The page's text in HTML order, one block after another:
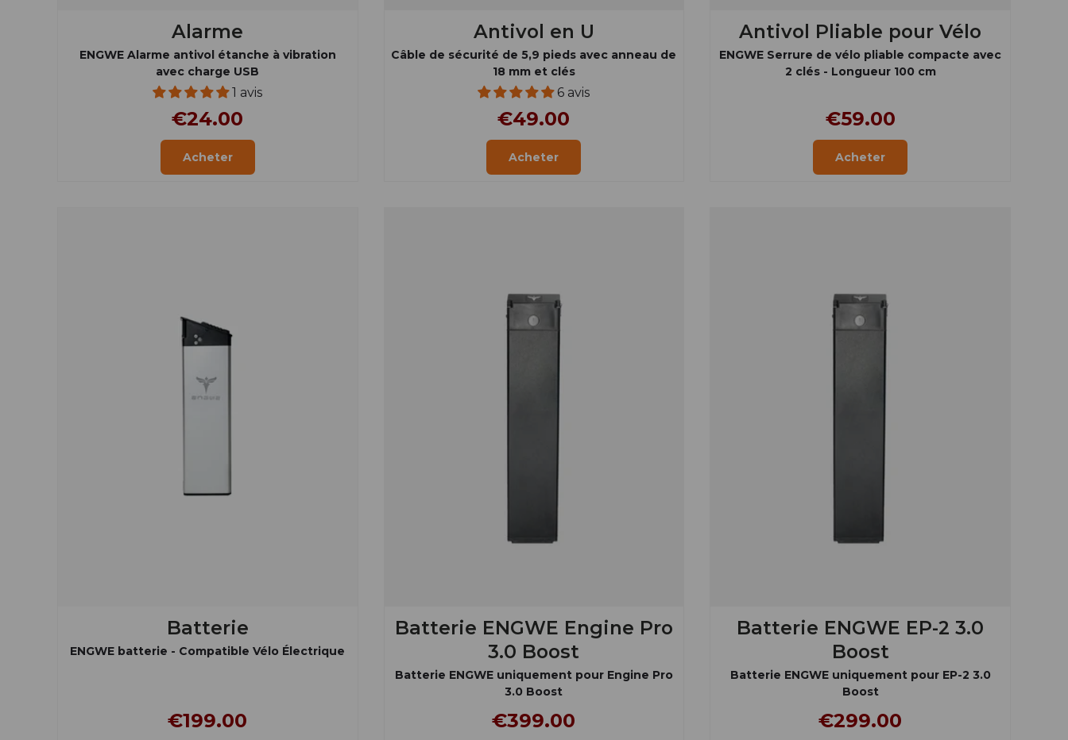
Alarme
ENGWE Alarme antivol étanche à vibration
avec charge USB
1 avis
€24.00
Acheter
Antivol en U
Câble de sécurité de 5,9 pieds avec anneau de
18 mm et clés
6 avis
€49.00
Acheter
Antivol Pliable pour Vélo
ENGWE Serrure de vélo pliable compacte avec
2 clés - Longueur 100 cm
€59.00
Acheter
Batterie
ENGWE batterie - Compatible Vélo Électrique
€199.00
Batterie ENGWE Engine Pro
3.0 Boost
Batterie ENGWE uniquement pour Engine Pro
3.0 Boost
€399.00
Batterie ENGWE EP-2 3.0
Boost
Batterie ENGWE uniquement pour EP-2 3.0
Boost
€299.00